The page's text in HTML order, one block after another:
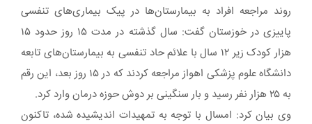
روند مراجعه افراد به بیمارستان‌ها در پیک بیماری‌های تنفسی
پاییزی در خوزستان گفت: سال گذشته در مدت ۱۵ روز حدود ۱۵
هزار کودک زیر ۱۲ سال با علائم حاد تنفسی به بیمارستان‌های تابعه
دانشگاه علوم پزشکی اهواز مراجعه کردند که در ۱۵ روز بعد، این رقم
به ۲۵ هزار نفر رسید و بار سنگینی بر دوش حوزه درمان وارد کرد.
وی بیان کرد: امسال با توجه به تمهیدات اندیشیده شده، تاکنون